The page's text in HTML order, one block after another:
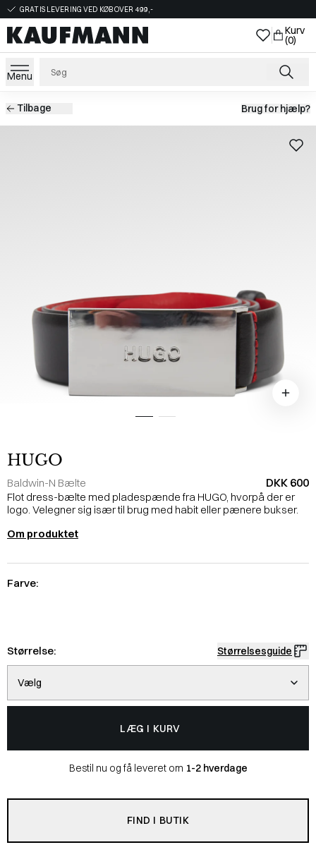
GRATIS LEVERING VED KØB OVER 499,-
Kurv
(0)
Menu
Tilbage Brug for hjælp?
HUGO
Baldwin-N Bælte DKK 600
Flot dress-bælte med pladespænde fra HUGO, hvorpå der er
logo. Velegner sig især til brug med habit eller pænere bukser.
Om produktet
Farve:
Størrelse: Størrelsesguide
Vælg
LÆG I KURV
Bestil nu og få leveret om 1-2 hverdage
FIND I BUTIK